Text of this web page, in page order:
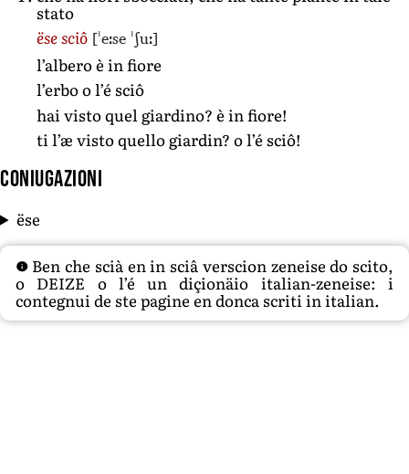
stato
ëse sciô [ˈeːse ˈʃuː]
l’albero è in fiore
l’erbo o l’é sciô
hai visto quel giardino? è in fiore!
ti l’æ visto quello giardin? o l’é sciô!
Coniugazioni
ëse
Ben che scià en in sciâ verscion zeneise do scito,
o DEIZE o l’é un diçionäio italian-zeneise: i
contegnui de ste pagine en donca scriti in italian.